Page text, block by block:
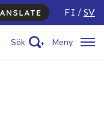
FI SV
Sök Meny